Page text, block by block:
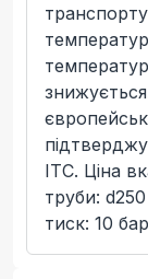
ITC. Ціна
труби:
тиск: 10 бар